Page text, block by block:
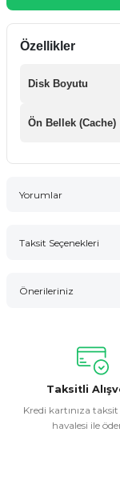
Özellikler
Disk Boyutu
Ön Bellek (Cache)
Yorumlar
Taksit Seçenekleri
Önerileriniz
konularda
kullanarak
Görüş ve
Ürün resmi
Taksitli
Kredi kartınıza
havalesi ile